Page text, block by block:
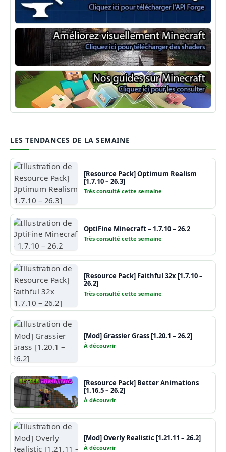
Minecraft Forge
Shaders Minecraft
Guide Minecraft
LES TENDANCES DE LA SEMAINE
[Resource Pack] Optimum Realism
[1.7.10 – 26.3]
Très consulté cette semaine
OptiFine Minecraft – 1.7.10 – 26.2
Très consulté cette semaine
[Resource Pack] Faithful 32x [1.7.10 –
26.2]
Très consulté cette semaine
[Mod] Grassier Grass [1.20.1 – 26.2]
À découvrir
[Resource Pack] Better Animations
[1.16.5 – 26.2]
À découvrir
[Mod] Overly Realistic [1.21.11 – 26.2]
À découvrir